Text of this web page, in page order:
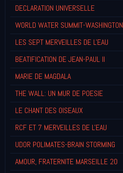
DECLARATION UNIVERSELLE
WORLD WATER SUMMIT-WASHINGTON
LES SEPT MERVEILLES DE L'EAU
BEATIFICATION DE JEAN-PAUL II
MARIE DE MAGDALA
THE WALL: UN MUR DE POESIE
LE CHANT DES OISEAUX
RCF ET 7 MERVEILLES DE L'EAU
UDOR POLIMATES-BRAIN STORMING
AMOUR, FRATERNITE MARSEILLE 20